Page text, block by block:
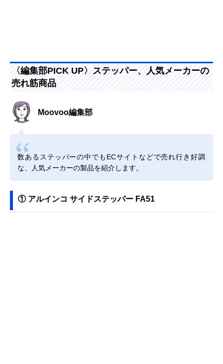
〈編集部PICK UP〉ステッパー、人気メーカーの
売れ筋商品
Moovoo編集部
数あるステッパーの中でもECサイトなどで売れ行き好調
な、人気メーカーの製品を紹介します。
① アルインコ サイドステッパー FA51